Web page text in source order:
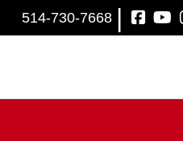
514-730-7668 |